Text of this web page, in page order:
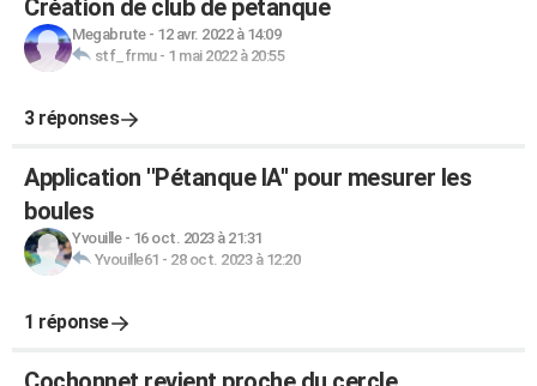
Création de club de petanque
Megabrute- 12 avr. 2022 à 14:09
stf_frmu- 1 mai 2022 à 20:55
3 réponses
Application ''Pétanque IA'' pour mesurer les
boules
Yvouille- 16 oct. 2023 à 21:31
Yvouille61 - 28 oct. 2023 à 12:20
1 réponse